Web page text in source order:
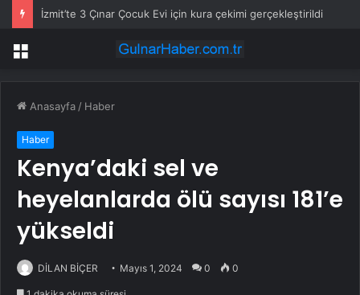
İzmit’te 3 Çınar Çocuk Evi için kura çekimi gerçekleştirildi
Menü
Anasayfa / Haber
Haber
Kenya’daki sel ve
heyelanlarda ölü sayısı 181’e
yükseldi
DİLAN BİÇER Mayıs 1, 2024 0 0